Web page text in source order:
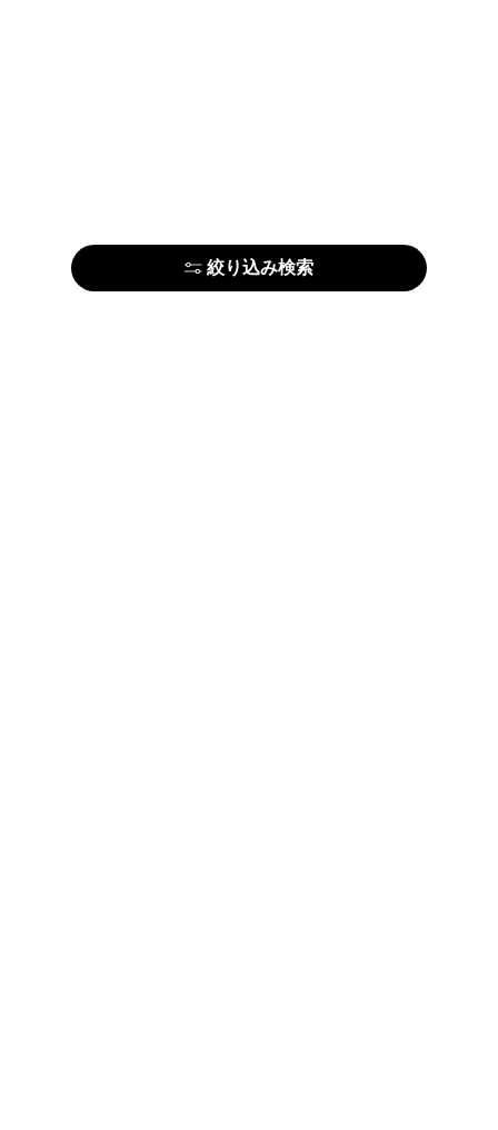
絞り込み検索